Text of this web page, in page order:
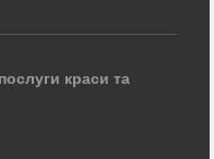
краси та